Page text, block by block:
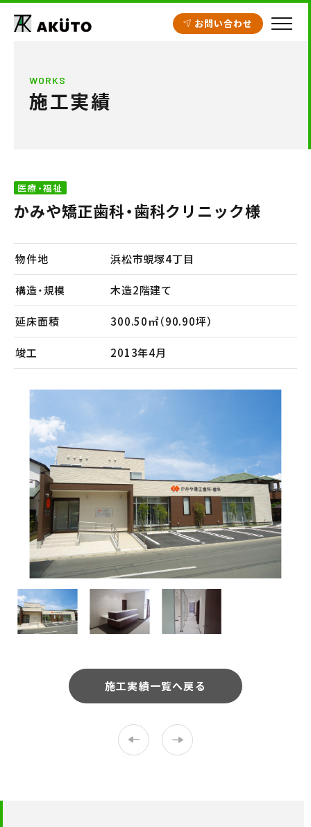
お問い合わせ
アクト建設の設計
クリニック開業支援
賃貸住宅
不動産情報
会社案内
メンテナンス
お知らせ
公式Instagram
お問い合わせ
お電話でのお問い合わせ 【受付時間】9:00〜17:00
053-445-4350
メールでのお問い合わせ
WORKS
施工実績
医療・福祉
かみや矯正歯科・歯科クリニック様
物件地 浜松市蜆塚4丁目
構造・規模 木造2階建て
延床面積 300.50㎡（90.90坪）
竣工 2013年4月
施工実績一覧へ戻る